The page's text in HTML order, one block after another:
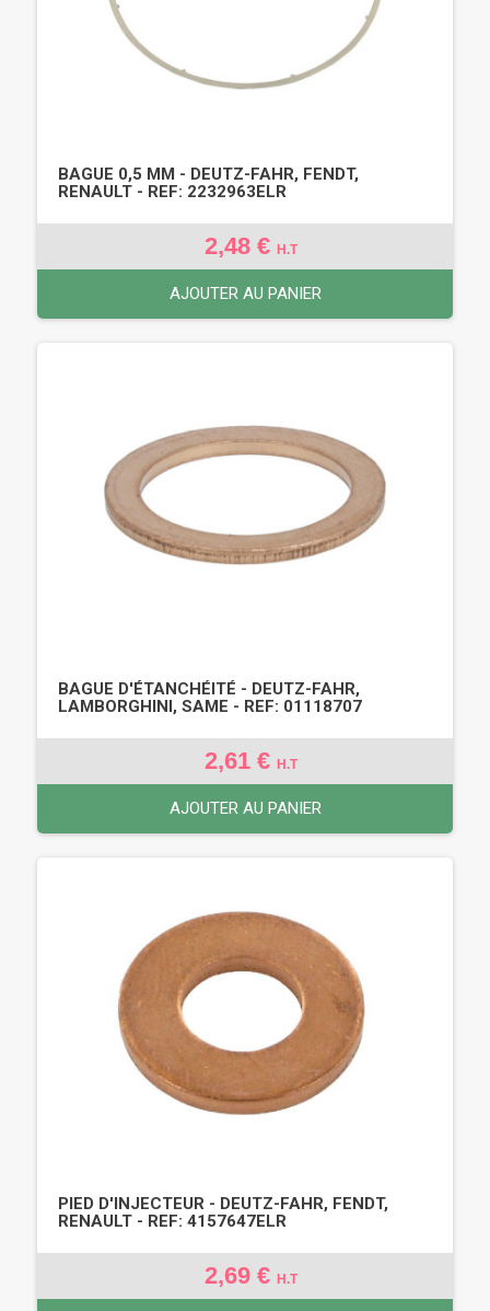
BAGUE 0,5 MM - DEUTZ-FAHR, FENDT,
RENAULT - REF: 2232963ELR
2,48 € H.T
AJOUTER AU PANIER
BAGUE D'ÉTANCHÉITÉ - DEUTZ-FAHR,
LAMBORGHINI, SAME - REF: 01118707
2,61 € H.T
AJOUTER AU PANIER
PIED D'INJECTEUR - DEUTZ-FAHR, FENDT,
RENAULT - REF: 4157647ELR
2,69 € H.T